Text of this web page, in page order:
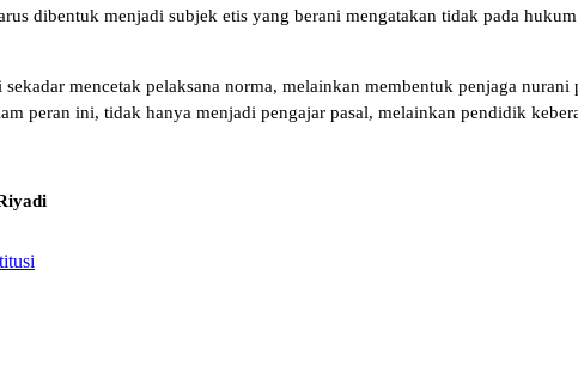
dibentuk menjadi subjek etis yang berani mengatakan tidak pada
mencetak pelaksana norma, melainkan membentuk penjaga
peran ini, tidak hanya menjadi pengajar pasal, melainkan pendidik